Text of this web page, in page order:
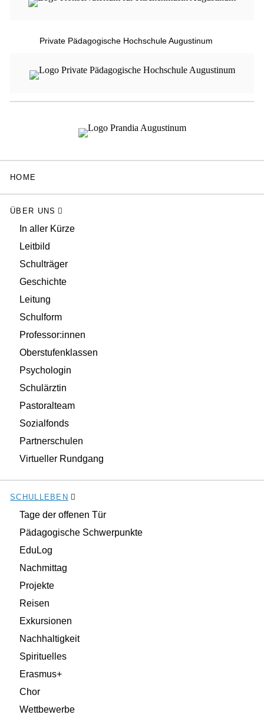
Private Pädagogische Hochschule Augustinum
HOME
ÜBER UNS
In aller Kürze
Leitbild
Schulträger
Geschichte
Leitung
Schulform
Professor:innen
Oberstufenklassen
Psychologin
Schulärztin
Pastoralteam
Sozialfonds
Partnerschulen
Virtueller Rundgang
SCHULLEBEN
Tage der offenen Tür
Pädagogische Schwerpunkte
EduLog
Nachmittag
Projekte
Reisen
Exkursionen
Nachhaltigkeit
Spirituelles
Erasmus+
Chor
Wettbewerbe